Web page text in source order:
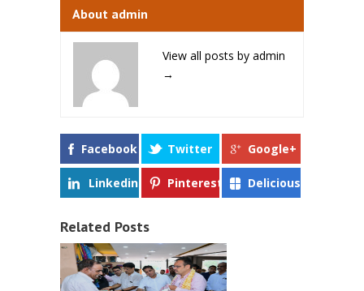
About admin
View all posts by admin
→
Facebook Twitter Google+
Linkedin Pinterest Delicious
Related Posts